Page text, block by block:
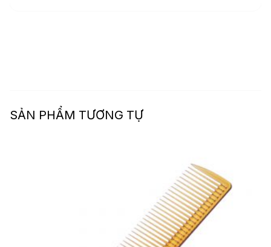
SẢN PHẨM TƯƠNG TỰ